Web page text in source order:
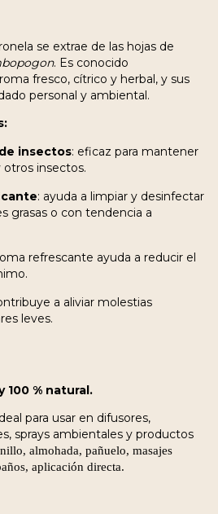
se extrae de las hojas de
. Es conocido
fresco, cítrico y herbal, y sus
personal y ambiental.
insectos: eficaz para mantener
insectos.
: ayuda a limpiar y desinfectar
grasas o con tendencia a
refrescante ayuda a reducir el
a aliviar molestias
leves.
% natural.
para usar en difusores,
sprays ambientales y productos
almohada, pañuelo, masajes
aplicación directa.